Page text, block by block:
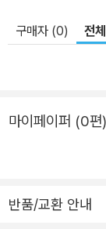
구매자 (0) 전
마이페이퍼 (0편)
반품/교환 안내